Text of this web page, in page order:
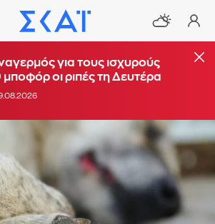
για τους ισχυρούς
οι ριπές τη Δευτέρα